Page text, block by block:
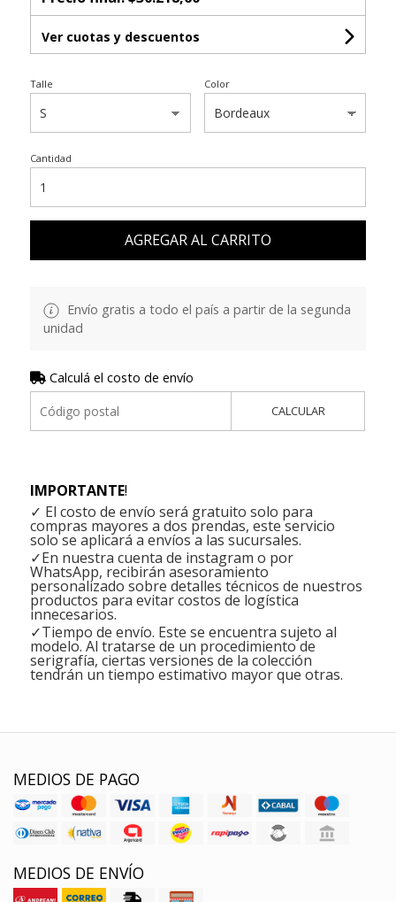
Ver cuotas y descuentos
Talle Color
Cantidad
AGREGAR AL CARRITO
Envío gratis a todo el país a partir de la segunda
unidad
Calculá el costo de envío
CALCULAR
IMPORTANTE!
✓ El costo de envío será gratuito solo para
compras mayores a dos prendas, este servicio
solo se aplicará a envíos a las sucursales.
✓En nuestra cuenta de instagram o por
WhatsApp, recibirán asesoramiento
personalizado sobre detalles técnicos de nuestros
productos para evitar costos de logística
innecesarios.
✓Tiempo de envío. Este se encuentra sujeto al
modelo. Al tratarse de un procedimiento de
serigrafía, ciertas versiones de la colección
tendrán un tiempo estimativo mayor que otras.
MEDIOS DE PAGO
MEDIOS DE ENVÍO